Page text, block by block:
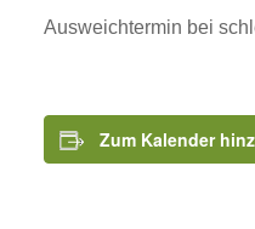
Ausweichtermin bei
Zum Kalender